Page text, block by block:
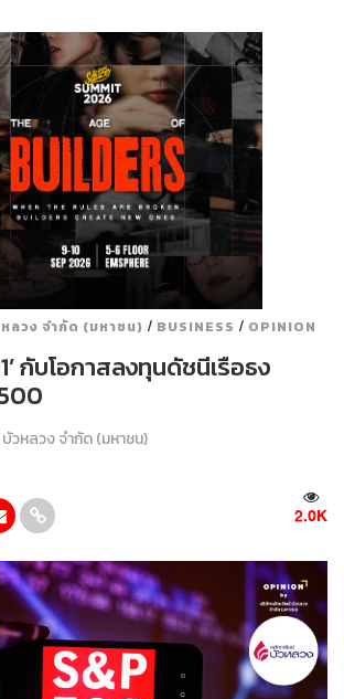
ลวง จำกัด (มหาชน) / BUSINESS / OPINION
กับโอกาสลงทุนดัชนีเรือธง
หลวง จำกัด (มหาชน)
2.0K